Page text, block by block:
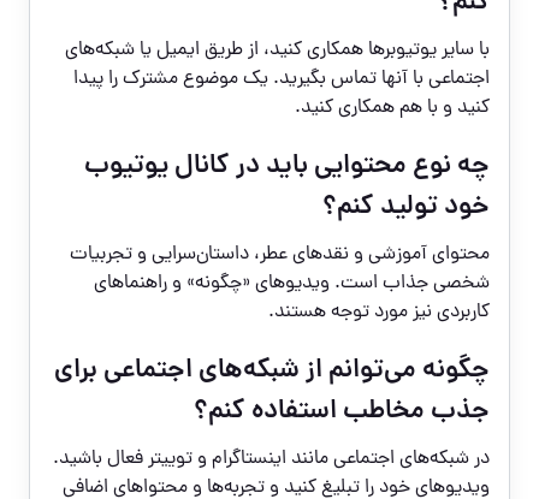
با سایر یوتیوبرها همکاری کنید، از طریق ایمیل یا شبکه‌های
اجتماعی با آنها تماس بگیرید. یک موضوع مشترک را پیدا
کنید و با هم همکاری کنید.
چه نوع محتوایی باید در کانال یوتیوب
خود تولید کنم؟
محتوای آموزشی و نقدهای عطر، داستان‌سرایی و تجربیات
شخصی جذاب است. ویدیوهای «چگونه» و راهنماهای
کاربردی نیز مورد توجه هستند.
چگونه می‌توانم از شبکه‌های اجتماعی برای
جذب مخاطب استفاده کنم؟
در شبکه‌های اجتماعی مانند اینستاگرام و توییتر فعال باشید.
ویدیوهای خود را تبلیغ کنید و تجربه‌ها و محتواهای اضافی